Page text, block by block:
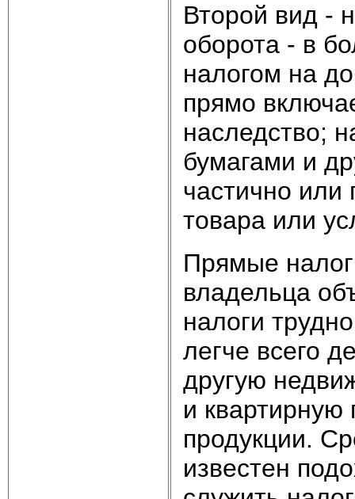
Второй вид -
оборота - в
налогом на
прямо
наследство;
бумагами и
частично или
товара или
Прямые
владельца
налоги
легче всего
другую
и квартирную
продукции.
известен